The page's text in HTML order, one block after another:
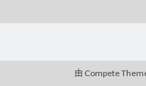
由 Compete